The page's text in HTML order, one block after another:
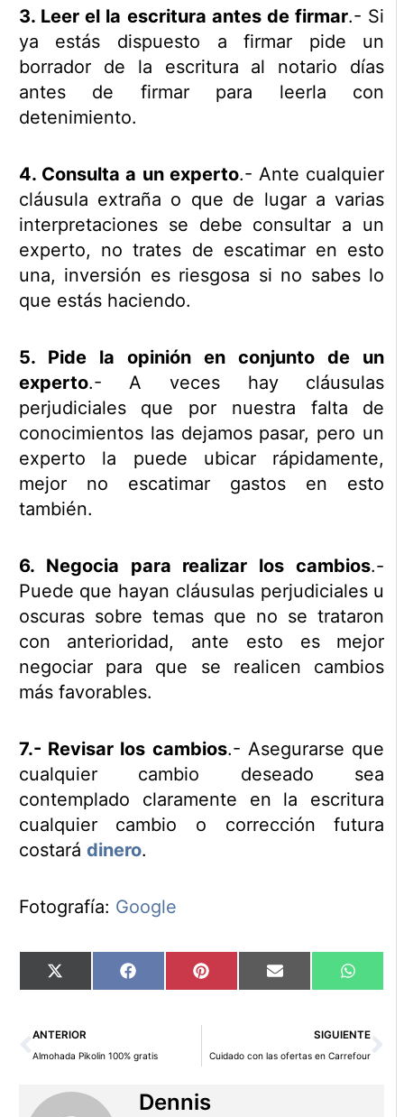
3. Leer el la escritura antes de firmar.- Si
ya estás dispuesto a firmar pide un
borrador de la escritura al notario días
antes de firmar para leerla con
detenimiento.
4. Consulta a un experto.- Ante cualquier
cláusula extraña o que de lugar a varias
interpretaciones se debe consultar a un
experto, no trates de escatimar en esto
una, inversión es riesgosa si no sabes lo
que estás haciendo.
5. Pide la opinión en conjunto de un
experto.- A veces hay cláusulas
perjudiciales que por nuestra falta de
conocimientos las dejamos pasar, pero un
experto la puede ubicar rápidamente,
mejor no escatimar gastos en esto
también.
6. Negocia para realizar los cambios.-
Puede que hayan cláusulas perjudiciales u
oscuras sobre temas que no se trataron
con anterioridad, ante esto es mejor
negociar para que se realicen cambios
más favorables.
7.- Revisar los cambios.- Asegurarse que
cualquier cambio deseado sea
contemplado claramente en la escritura
cualquier cambio o corrección futura
costará dinero.
Fotografía: Google
Compartir
en
X
(Twitter)
Compartir
en
Facebook Compartir
en
Pinterest Compartir
en
Email
en
Ant
ANTERIOR
Almohada Pikolin 100% gratis
SIGUIENTE
Cuidado con las ofertas en Carrefour
Dennis